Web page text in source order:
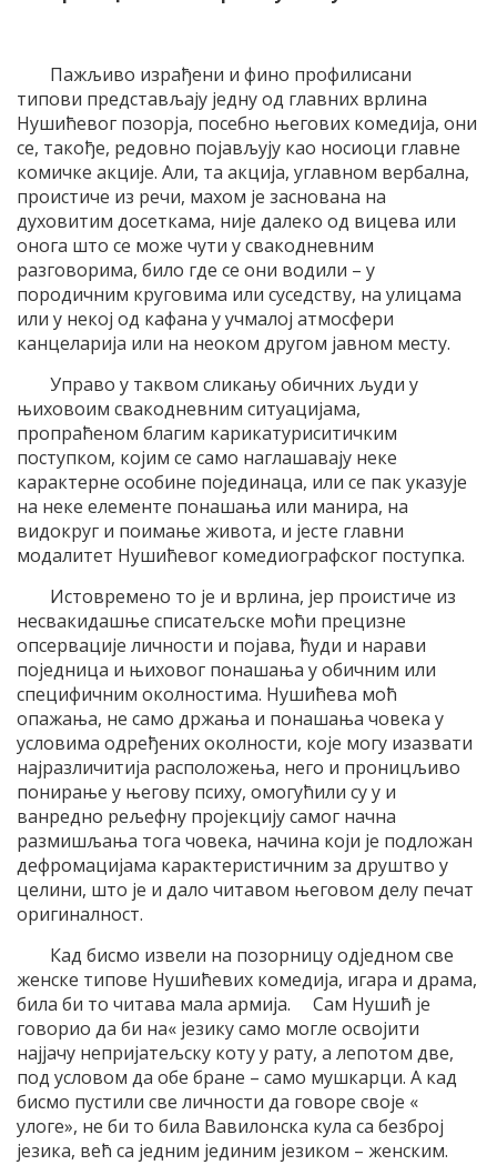
Пажљиво израђени и фино профилисани
типови представљају једну од главних врлина
Нушићевог позорја, посебно његових комедија, они
се, такође, редовно појављују као носиоци главне
комичке акције. Али, та акција, углавном вербална,
проистиче из речи, махом је заснована на
духовитим досеткама, није далеко од вицева или
онога што се може чути у свакодневним
разговорима, било где се они водили – у
породичним круговима или суседству, на улицама
или у некој од кафана у учмалој атмосфери
канцеларија или на неоком другом јавном месту.
Управо у таквом сликању обичних људи у
њиховоим свакодневним ситуацијама,
пропраћеном благим карикатуриситичким
поступком, којим се само наглашавају неке
карактерне особине појединаца, или се пак указује
на неке елементе понашања или манира, на
видокруг и поимање живота, и јесте главни
модалитет Нушићевог комедиографског поступка.
Истовремено то је и врлина, јер проистиче из
несвакидашње списатељске моћи прецизне
опсервације личности и појава, ћуди и нарави
поједница и њиховог понашања у обичним или
специфичним околностима. Нушићева моћ
опажања, не само држања и понашања човека у
условима одређених околности, које могу изазвати
најразличитија расположења, него и проницљиво
понирање у његову психу, омогућили су у и
ванредно рељефну пројекцију самог начна
размишљања тога човека, начина који је подложан
дефромацијама карактеристичним за друштво у
целини, што је и дало читавом његовом делу печат
оригиналност.
Кад бисмо извели на позорницу одједном све
женске типове Нушићевих комедија, игара и драма,
била би то читава мала армија. Сам Нушић је
говорио да би на« језику само могле освојити
најјачу непријатељску коту у рату, а лепотом две,
под условом да обе бране – само мушкарци. А кад
бисмо пустили све личности да говоре своје «
улоге», не би то била Вавилонска кула са безброј
језика, већ са једним јединим језиком – женским.